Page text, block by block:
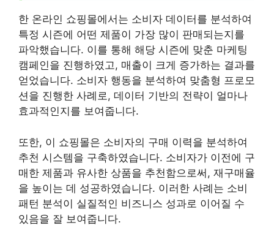
한 온라인 쇼핑몰에서는 소비자 데이터를 분석하여
특정 시즌에 어떤 제품이 가장 많이 판매되는지를
파악했습니다. 이를 통해 해당 시즌에 맞춘 마케팅
캠페인을 진행하였고, 매출이 크게 증가하는 결과를
얻었습니다. 소비자 행동을 분석하여 맞춤형 프로모
션을 진행한 사례로, 데이터 기반의 전략이 얼마나
효과적인지를 보여줍니다.
또한, 이 쇼핑몰은 소비자의 구매 이력을 분석하여
추천 시스템을 구축하였습니다. 소비자가 이전에 구
매한 제품과 유사한 상품을 추천함으로써, 재구매율
을 높이는 데 성공하였습니다. 이러한 사례는 소비
패턴 분석이 실질적인 비즈니스 성과로 이어질 수
있음을 잘 보여줍니다.